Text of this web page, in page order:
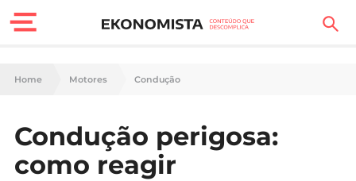
Finanças Pessoais
Carreira
Home Motores Condução
Condução perigosa:
como reagir